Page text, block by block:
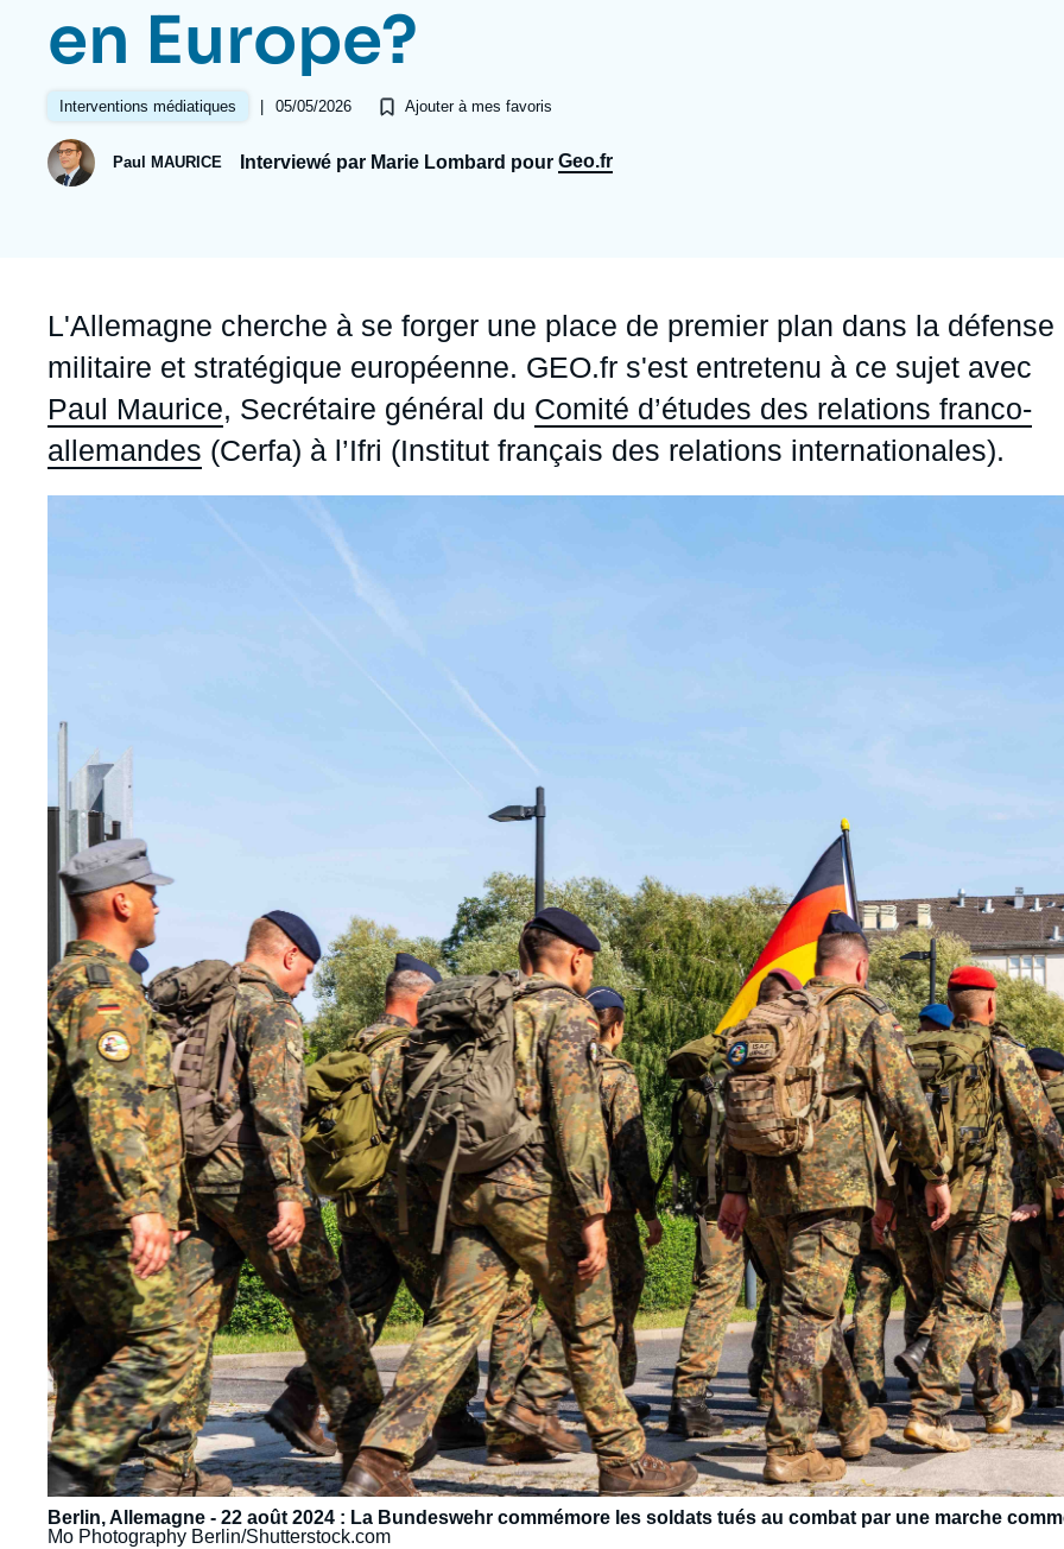
Partenariats et réseaux
Nous soutenir en tant que professionnel
Intelligence artificielle
OTAN
en Europe?
Interventions médiatiques | 05/05/2026 Ajouter à mes favoris
Paul MAURICE Interviewé par Marie Lombard pour Geo.fr
Accroche
L'Allemagne cherche à se forger une place de premier plan dans la défense
militaire et stratégique européenne. GEO.fr s'est entretenu à ce sujet avec
Paul Maurice, Secrétaire général du Comité d’études des relations franco-
allemandes (Cerfa) à l’Ifri (Institut français des relations internationales).
Berlin, Allemagne - 22 août 2024 : La Bundeswehr commémore les soldats tués au combat par une marche
Mo Photography Berlin/Shutterstock.com